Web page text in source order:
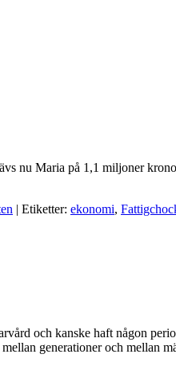
nu Maria på 1,1 miljoner
| Etiketter: ekonomi,
och kanske haft någon
generationer och mellan